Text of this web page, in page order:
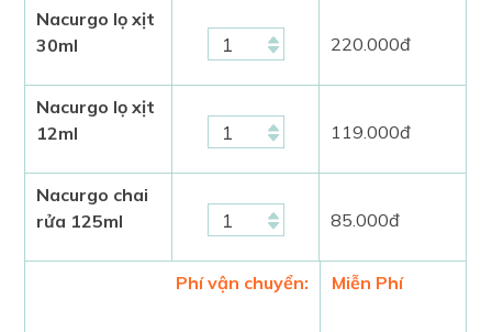
Nacurgo lọ xịt
30ml
Nacurgo lọ xịt
12ml
Nacurgo chai
rửa 125ml
220.000đ
119.000đ
85.000đ
Phí vận chuyển: Miễn Phí